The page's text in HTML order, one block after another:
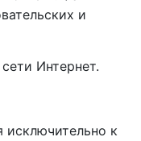
и
Интернет.
исключительно к